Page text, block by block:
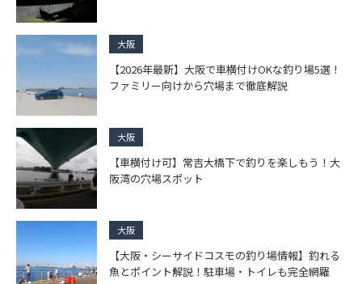
大阪
【2026年最新】大阪で車横付けOKな釣り場5選！
ファミリー向けから穴場まで徹底解説
大阪
【車横付け可】常吉大橋下で釣りを楽しもう！大
阪湾の穴場スポット
大阪
【大阪・シーサイドコスモの釣り場情報】釣れる
魚とポイント解説！駐車場・トイレも完全網羅